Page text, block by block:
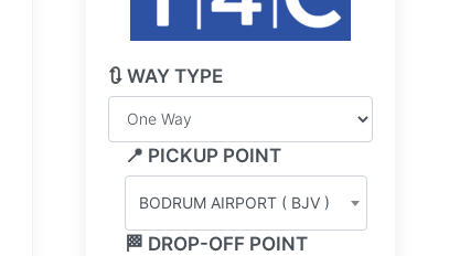
🔃 WAY TYPE
📍 PICKUP POINT
BODRUM AIRPORT ( BJV )
🏁 DROP-OFF POINT